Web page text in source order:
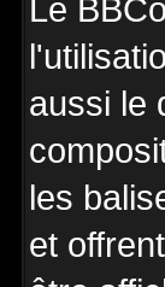
Le
aussi le
les
et